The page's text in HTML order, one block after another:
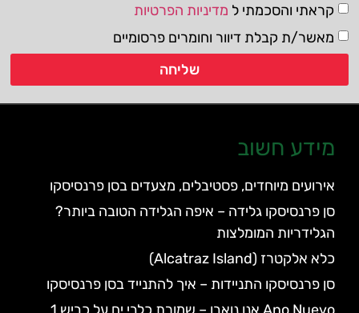
קראתי והסכמתי ל מדיניות הפרטיות
מאשר/ת קבלת דיוור וחומרים פרסומיים
שליחה
מידע חשוב
אירועים מיוחדים, פסטיבלים, מצעדים בסן פרנסיסקו
סן פרנסיסקו גלידה – איפה הגלידה הטובה ביותר?
הגלידריות המומלצות
כלא אלקטרז (Alcatraz Island)
סן פרנסיסקו התניידות – איך להתנייד בסן פרנסיסקו